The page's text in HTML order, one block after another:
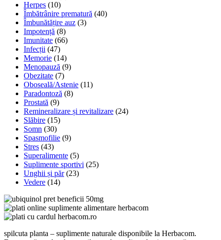
Herpes (10)
Îmbătrânire prematură (40)
Îmbunătățire auz (3)
Impotență (8)
Imunitate (66)
Infecții (47)
Memorie (14)
Menopauză (9)
Obezitate (7)
Oboseală/Astenie (11)
Paradontoză (8)
Prostată (9)
Remineralizare și revitalizare (24)
Slăbire (15)
Somn (30)
Spasmofilie (9)
Stres (43)
Superalimente (5)
Suplimente sportivi (25)
Unghii și păr (23)
Vedere (14)
spilcuta planta – suplimente naturale disponibile la Herbacom.